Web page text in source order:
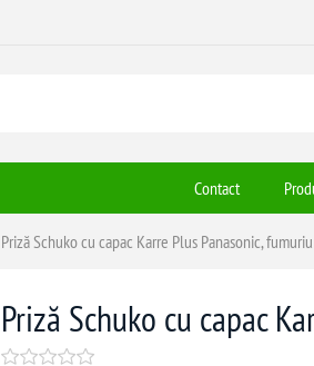
Contact
Priză Schuko cu capac Karre Plus Panasonic, fumuriu
Priză Schuko cu capac